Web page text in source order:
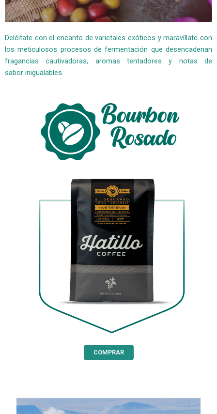
Deléitate con el encanto de varietales exóticos y maravíllate con
los meticulosos procesos de fermentación que desencadenan
fragancias cautivadoras, aromas tentadores y notas de
sabor inigualables.
COMPRAR